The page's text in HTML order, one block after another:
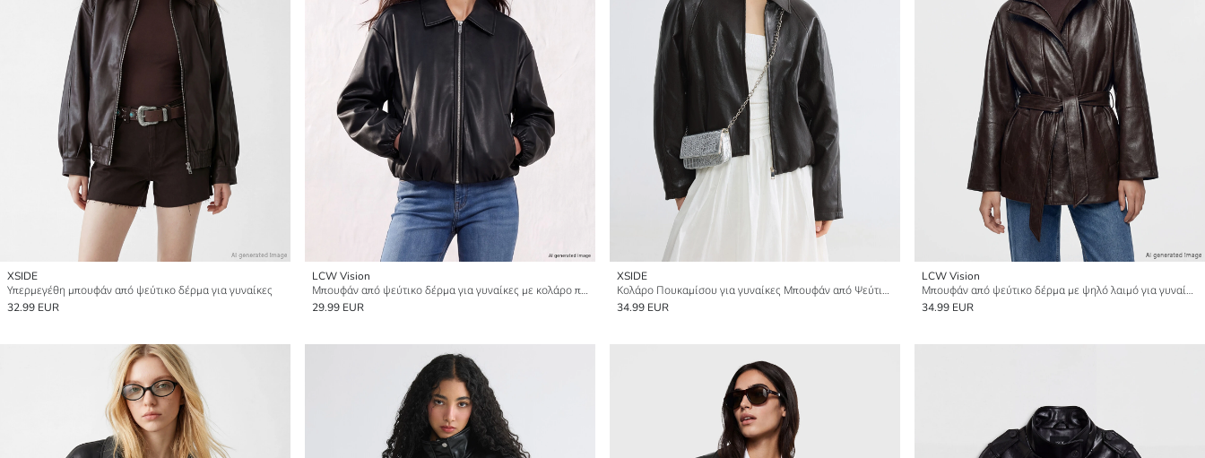
XSIDE
Υπερμεγέθη μπουφάν από ψεύτικο δέρμα για γυναίκες
32.99 EUR
LCW Vision
Μπουφάν από ψεύτικο δέρμα για γυναίκες με κολάρο πουκαμίσου, υπερμεγέθης εφαρμογή
29.99 EUR
XSIDE
Κολάρο Πουκαμίσου για γυναίκες Μπουφάν από Ψεύτικο Δέρμα
34.99 EUR
LCW Vision
Μπουφάν από ψεύτικο δέρμα με ψηλό λαιμό για γυναίκες
34.99 EUR